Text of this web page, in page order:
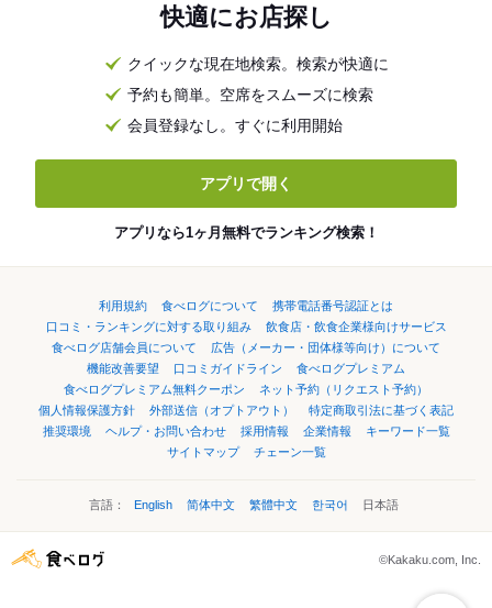
快適にお店探し
クイックな現在地検索。検索が快適に
予約も簡単。空席をスムーズに検索
会員登録なし。すぐに利用開始
アプリで開く
アプリなら1ヶ月無料でランキング検索！
利用規約 食べログについて
携帯電話番号認証とは
口コミ・ランキングに対する取り組み
飲食店・飲食企業様向けサービス
食べログ店舗会員について
広告（メーカー・団体様等向け）について
機能改善要望
口コミガイドライン
食べログプレミアム
食べログプレミアム無料クーポン
ネット予約（リクエスト予約）
個人情報保護方針
外部送信（オプトアウト）
特定商取引法に基づく表記
推奨環境
ヘルプ・お問い合わせ 採用情報 企業情報
キーワード一覧
サイトマップ
チェーン一覧
言語： English 简体中文 繁體中文 한국어 日本語
©Kakaku.com, Inc.